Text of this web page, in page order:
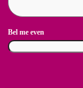
Bel me even